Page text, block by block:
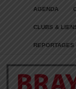
AGENDA
CLUBS &